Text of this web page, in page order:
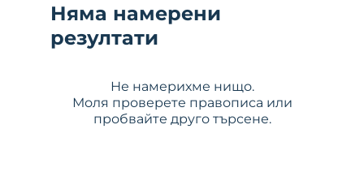
Няма намерени
резултати
Не намерихме нищо.
Моля проверете правописа или
пробвайте друго търсене.